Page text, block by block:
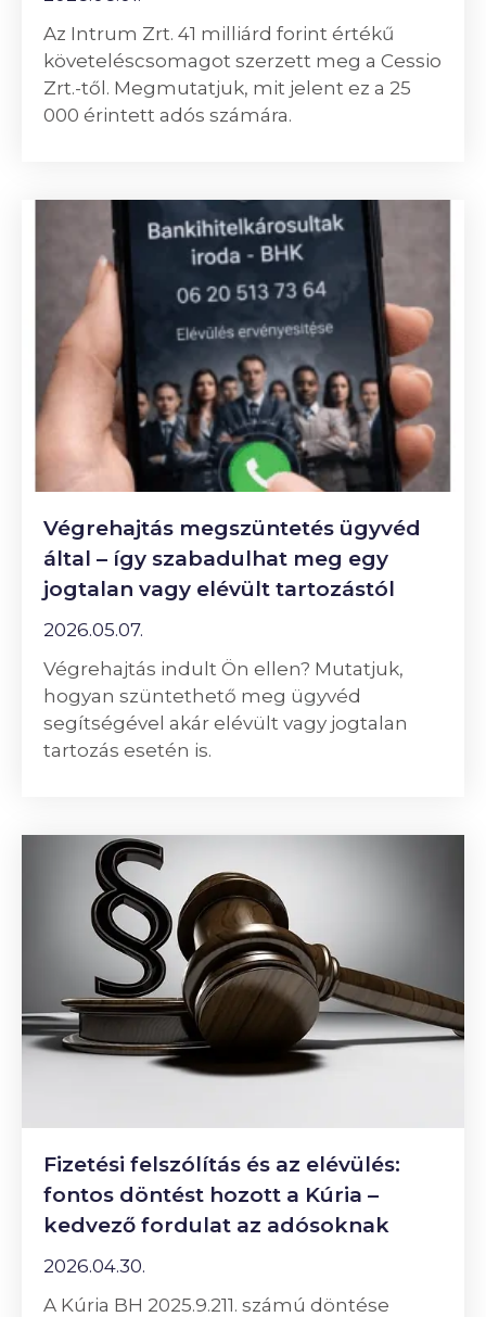
Az Intrum Zrt. 41 milliárd forint értékű
követeléscsomagot szerzett meg a Cessio
Zrt.-től. Megmutatjuk, mit jelent ez a 25
000 érintett adós számára.
Végrehajtás megszüntetés ügyvéd
által – így szabadulhat meg egy
jogtalan vagy elévült tartozástól
2026.05.07.
Végrehajtás indult Ön ellen? Mutatjuk,
hogyan szüntethető meg ügyvéd
segítségével akár elévült vagy jogtalan
tartozás esetén is.
Fizetési felszólítás és az elévülés:
fontos döntést hozott a Kúria –
kedvező fordulat az adósoknak
2026.04.30.
A Kúria BH 2025.9.211. számú döntése